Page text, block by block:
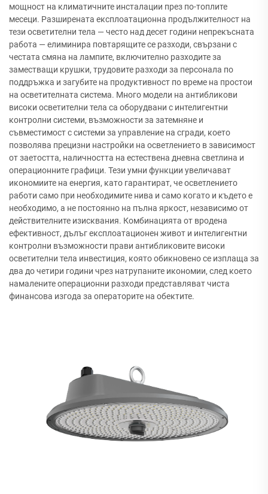
мощност на климатичните инсталации през по-топлите
месеци. Разширената експлоатационна продължителност на
тези осветителни тела — често над десет години непрекъсната
работа — елиминира повтарящите се разходи, свързани с
честата смяна на лампите, включително разходите за
заместващи крушки, трудовите разходи за персонала по
поддръжка и загубите на продуктивност по време на простои
на осветителната система. Много модели на антибликови
високи осветителни тела са оборудвани с интелигентни
контролни системи, възможности за затемняне и
съвместимост с системи за управление на сгради, което
позволява прецизни настройки на осветлението в зависимост
от заетостта, наличността на естествена дневна светлина и
операционните графици. Тези умни функции увеличават
икономиите на енергия, като гарантират, че осветлението
работи само при необходимите нива и само когато и където е
необходимо, а не постоянно на пълна яркост, независимо от
действителните изисквания. Комбинацията от вродена
ефективност, дълъг експлоатационен живот и интелигентни
контролни възможности прави антибликовите високи
осветителни тела инвестиция, която обикновено се изплаща за
два до четири години чрез натрупаните икономии, след което
намалените операционни разходи представляват чиста
финансова изгода за операторите на обектите.